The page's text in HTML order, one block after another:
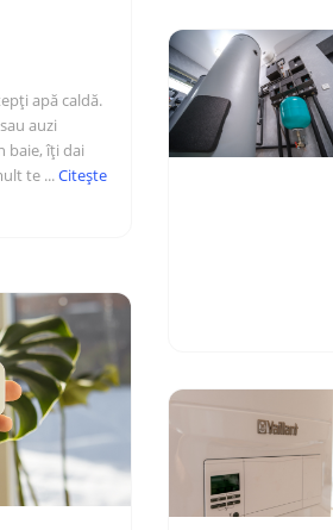
apă caldă.
auzi
baie, îți dai
te ...Citește